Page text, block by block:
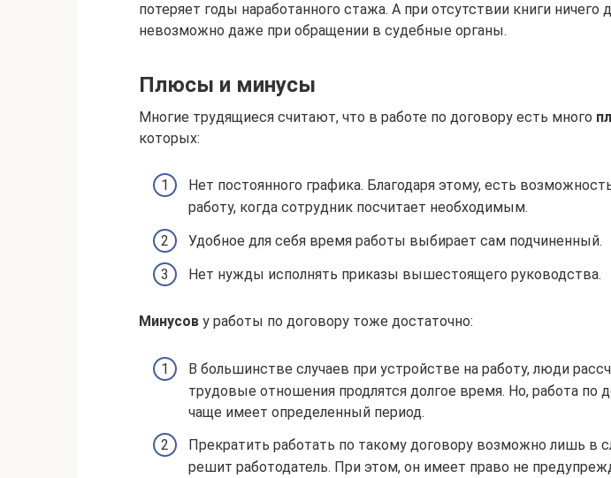
потеряет годы наработанного стажа. А при отсутствии книги ничего
невозможно даже при обращении в судебные органы.
Плюсы и минусы
Многие трудящиеся считают, что в работе по договору есть много
которых:
Нет постоянного графика. Благодаря этому, есть
работу, когда сотрудник посчитает необходимым.
Удобное для себя время работы выбирает сам подчиненный.
Нет нужды исполнять приказы вышестоящего руководства.
Минусов у работы по договору тоже достаточно:
В большинстве случаев при устройстве на работу, люди
трудовые отношения продлятся долгое время. Но, работа по
чаще имеет определенный период.
Прекратить работать по такому договору возможно лишь в
решит работодатель. При этом, он имеет право не